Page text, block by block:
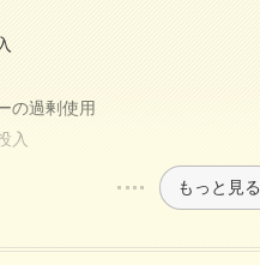
の過剰使用
入
もっと見る